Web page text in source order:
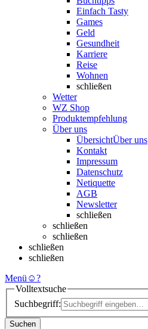
Einfach Tasty
Games
Geld
Gesundheit
Karriere
Reise
Wohnen
schließen
Wetter
WZ Shop
Produktempfehlung
Über uns
ÜbersichtÜber uns
Kontakt
Impressum
Datenschutz
Netiquette
AGB
Newsletter
schließen
schließen
schließen
schließen
schließen
Menü ☺?
Volltextsuche
Suchbegriff:
Suchen